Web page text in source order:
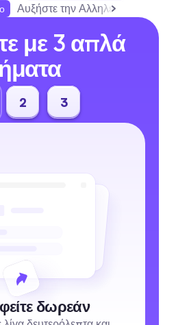
Αυξήστε την Αλληλεπίδραση με
με 3 απλά
2 3
δωρεάν